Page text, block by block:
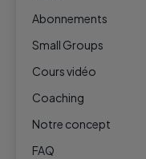
Abonnements
Small Groups
Cours vidéo
Coaching
Notre concept
FAQ